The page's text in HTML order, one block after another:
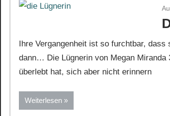
Ihre Vergangenheit ist so furchtbar,
dann… Die Lügnerin von Megan Miranda
überlebt hat, sich aber nicht erinnern
Weiterlesen